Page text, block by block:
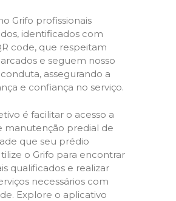
Grifo profissionais
identificados com
code, que respeitam
e seguem nosso
assegurando a
e confiança no serviço.
é facilitar o acesso a
manutenção predial de
que seu prédio
o Grifo para encontrar
qualificados e realizar
necessários com
Explore o aplicativo